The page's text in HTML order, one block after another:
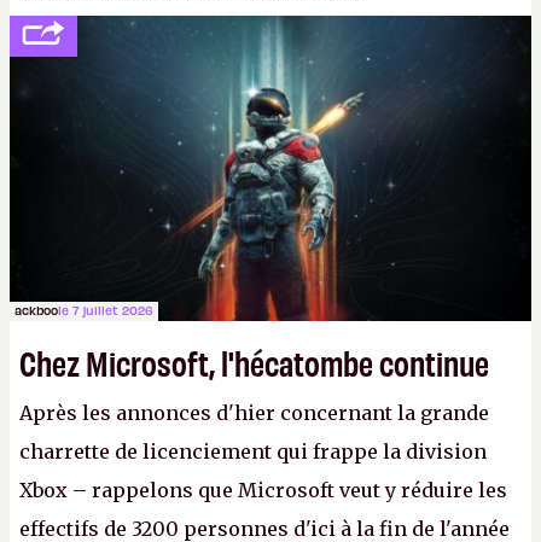
développement (pour ce que l'on sait, ils bossent
peut-être sur
Fallout Football ou
Fallout vs. Les
Lapins Crétins) et l'Obsidian d'aujourd'hui n'est plus
le même studio qu'il y a 15 ans. Mais bon, OK, on
peut commencer à fantasmer.A.
ackboole 7 juillet 2026
Chez Microsoft, l'hécatombe continue
Après les annonces d'hier concernant la grande
charrette de licenciement qui frappe la division
Xbox – rappelons que Microsoft veut y réduire les
effectifs de 3200 personnes d'ici à la fin de l'année